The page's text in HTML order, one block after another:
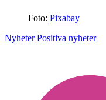
Foto: Pixabay
Nyheter Positiva nyheter